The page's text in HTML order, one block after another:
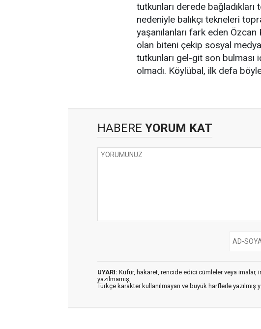
tutkunları derede bağladıkları
nedeniyle balıkçı tekneleri
yaşanılanları fark eden
olan biteni çekip sosyal
tutkunları gel-git son
olmadı. Köylübal, ilk defa
HABERE YORUM KAT
UYARI: Küfür, hakaret, rencide edici cümleler veya imalar,
yazılmamış,
Türkçe karakter kullanılmayan ve büyük harflerle yazılmış